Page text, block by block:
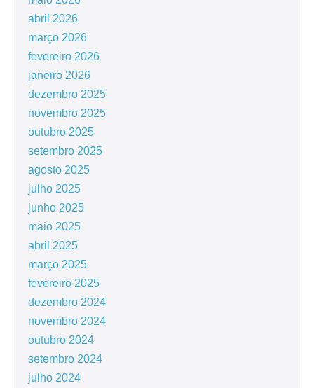
abril 2026
março 2026
fevereiro 2026
janeiro 2026
dezembro 2025
novembro 2025
outubro 2025
setembro 2025
agosto 2025
julho 2025
junho 2025
maio 2025
abril 2025
março 2025
fevereiro 2025
dezembro 2024
novembro 2024
outubro 2024
setembro 2024
julho 2024